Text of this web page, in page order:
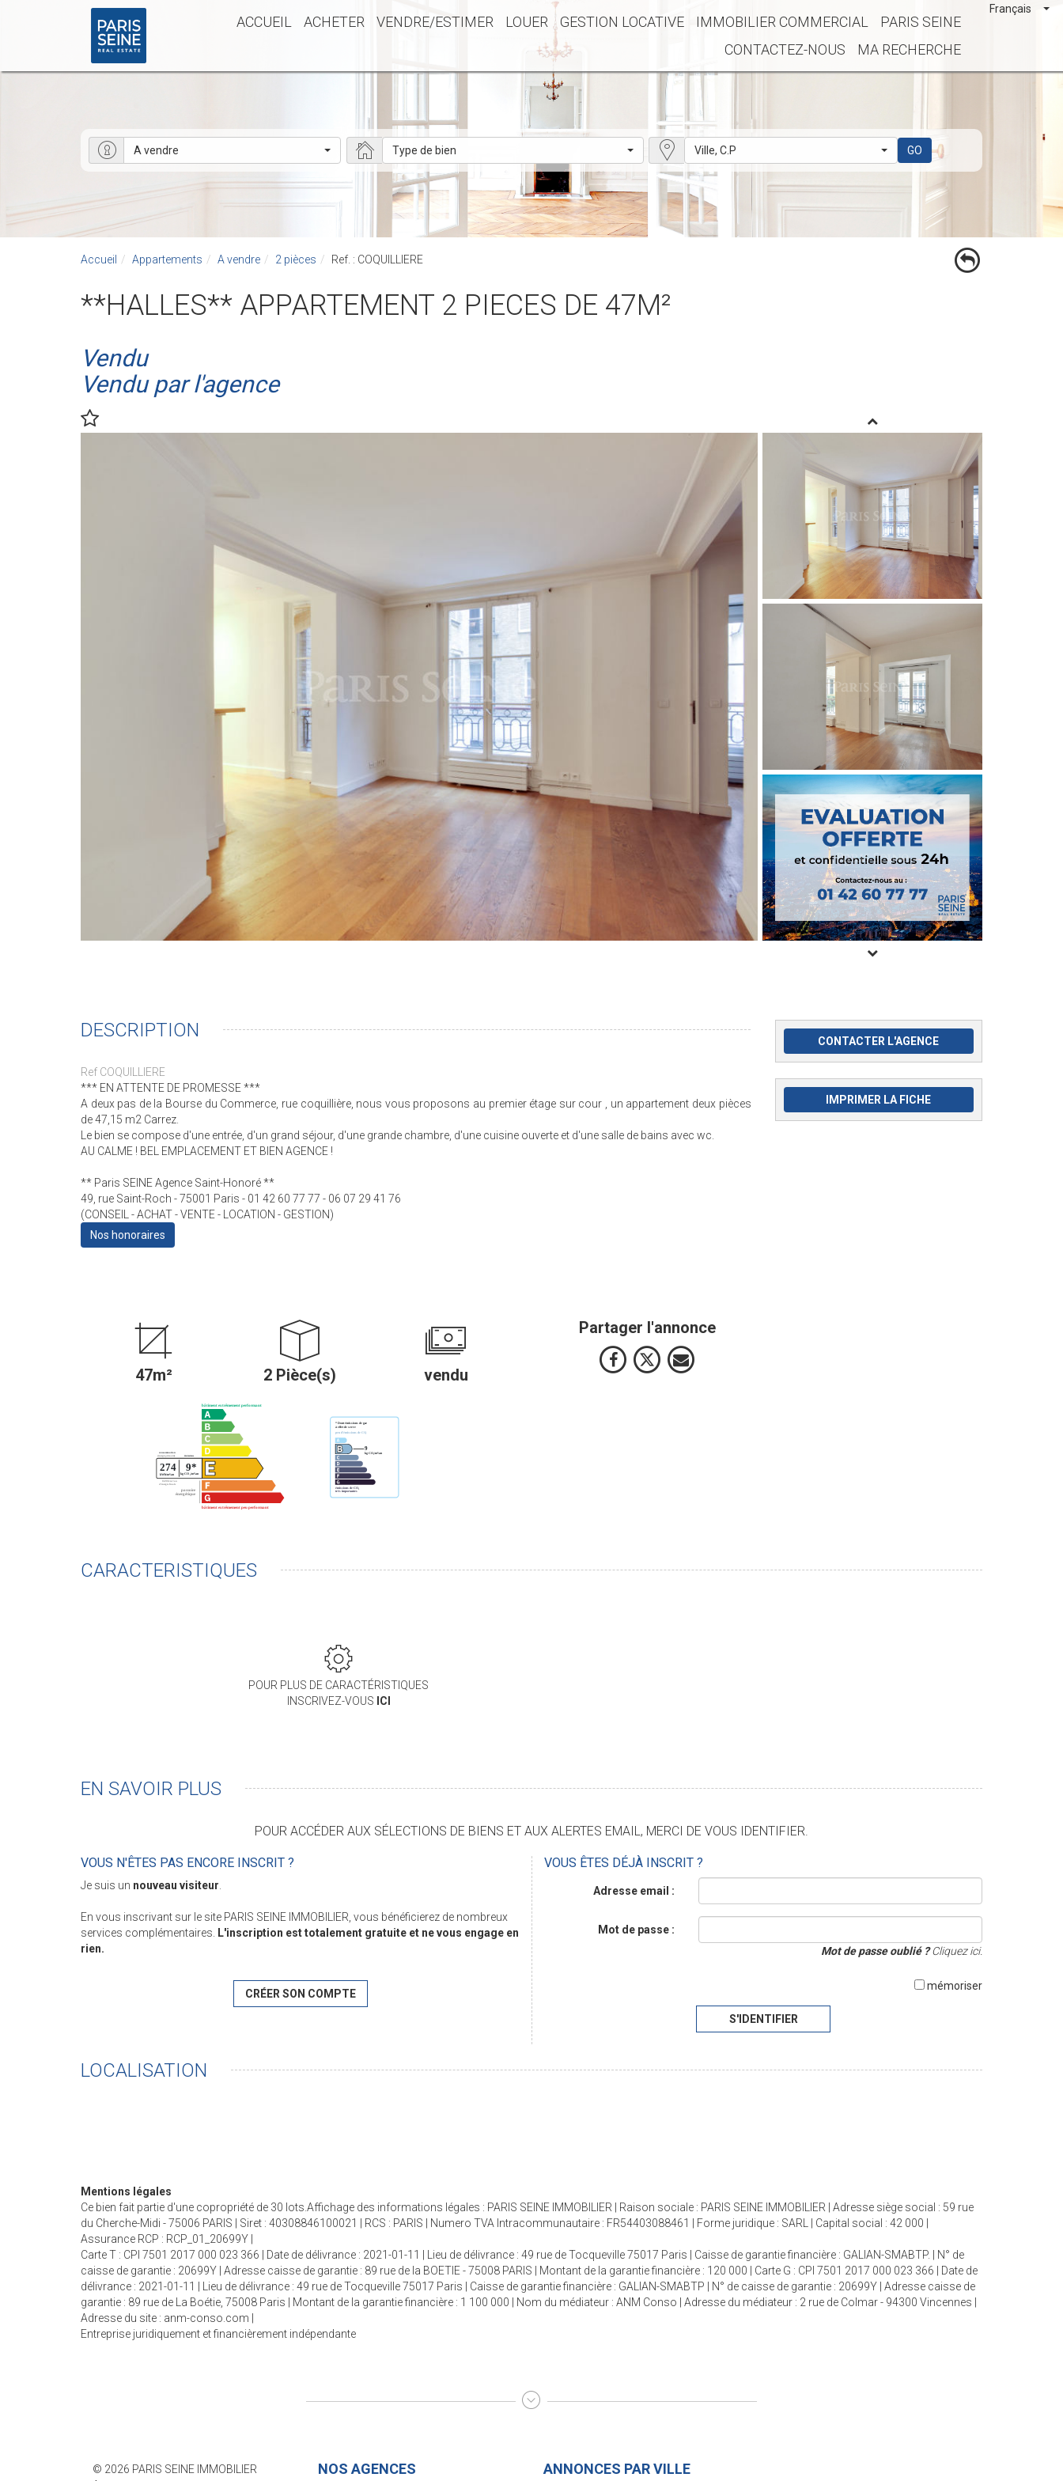
ACCUEIL ACHETER VENDRE/ESTIMER LOUER GESTION LOCATIVE IMMOBILIER COMMERCIAL
PARIS SEINE
CONTACTEZ-NOUS
MA RECHERCHE
Français
A vendre Type de bien Ville, C.P GO
Accueil Appartements A vendre 2 pièces Ref. : COQUILLIERE
**HALLES** APPARTEMENT 2 PIECES DE 47M²
Vendu
Vendu par l'agence
DESCRIPTION
Ref COQUILLIERE
*** EN ATTENTE DE PROMESSE ***
A deux pas de la Bourse du Commerce, rue coquillière, nous vous proposons au premier étage sur cour , un appartement deux pièces
de 47,15 m2 Carrez.
Le bien se compose d'une entrée, d'un grand séjour, d'une grande chambre, d'une cuisine ouverte et d'une salle de bains avec wc.
AU CALME ! BEL EMPLACEMENT ET BIEN AGENCE !
** Paris SEINE Agence Saint-Honoré **
49, rue Saint-Roch - 75001 Paris - 01 42 60 77 77 - 06 07 29 41 76
(CONSEIL - ACHAT - VENTE - LOCATION - GESTION)
Nos honoraires
47m² 2 Pièce(s) vendu
Partager l'annonce
CONTACTER L'AGENCE
IMPRIMER LA FICHE
CARACTERISTIQUES
POUR PLUS DE CARACTÉRISTIQUES
INSCRIVEZ-VOUS ICI
EN SAVOIR PLUS
POUR ACCÉDER AUX SÉLECTIONS DE BIENS ET AUX ALERTES EMAIL, MERCI DE VOUS IDENTIFIER.
VOUS N'ÊTES PAS ENCORE INSCRIT ?
Je suis un nouveau visiteur.
En vous inscrivant sur le site PARIS SEINE IMMOBILIER, vous bénéficierez de nombreux
services complémentaires. L'inscription est totalement gratuite et ne vous engage en
rien.
CRÉER SON COMPTE
VOUS ÊTES DÉJÀ INSCRIT ?
Adresse email :
Mot de passe :
Mot de passe oublié ?Cliquez ici.
mémoriser
S'IDENTIFIER
LOCALISATION
Mentions légales
Ce bien fait partie d'une copropriété de 30 lots.Affichage des informations légales : PARIS SEINE IMMOBILIER | Raison sociale : PARIS SEINE IMMOBILIER | Adresse siège social : 59 rue
du Cherche-Midi - 75006 PARIS | Siret : 40308846100021 | RCS : PARIS | Numero TVA Intracommunautaire : FR54403088461 | Forme juridique : SARL | Capital social : 42 000 |
Assurance RCP : RCP_01_20699Y |
Carte T : CPI 7501 2017 000 023 366 | Date de délivrance : 2021-01-11 | Lieu de délivrance : 49 rue de Tocqueville 75017 Paris | Caisse de garantie financière : GALIAN-SMABTP. | N° de
caisse de garantie : 20699Y | Adresse caisse de garantie : 89 rue de la BOETIE - 75008 PARIS | Montant de la garantie financière : 120 000 | Carte G : CPI 7501 2017 000 023 366 | Date de
délivrance : 2021-01-11 | Lieu de délivrance : 49 rue de Tocqueville 75017 Paris | Caisse de garantie financière : GALIAN-SMABTP | N° de caisse de garantie : 20699Y | Adresse caisse de
garantie : 89 rue de La Boétie, 75008 Paris | Montant de la garantie financière : 1 100 000 | Nom du médiateur : ANM Conso | Adresse du médiateur : 2 rue de Colmar - 94300 Vincennes |
Adresse du site : anm-conso.com
Entreprise juridiquement et financièrement indépendante
© 2026 PARIS SEINE IMMOBILIER
NOS AGENCES ANNONCES PAR VILLE